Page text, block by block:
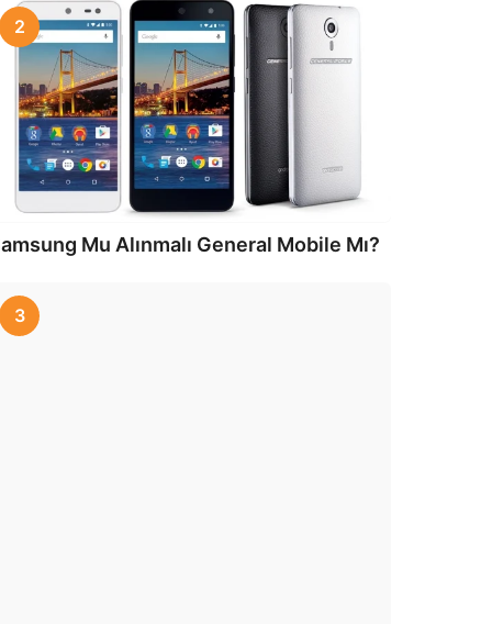
2
Mu Alınmalı General Mobile Mı?
3